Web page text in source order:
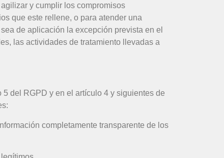
y cumplir los compromisos
que este rellene, o para atender una
de aplicación la excepción prevista en el
las actividades de tratamiento llevadas a
del RGPD y en el artículo 4 y siguientes de
completamente transparente de los